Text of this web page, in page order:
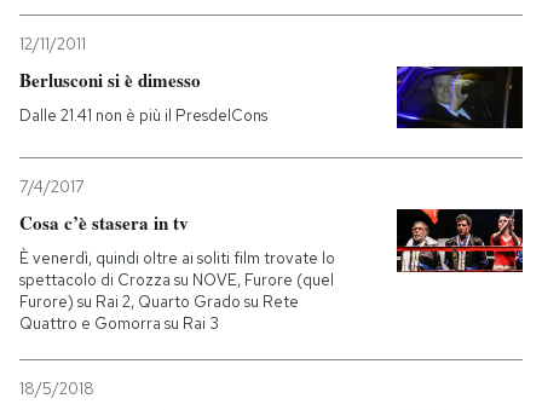
I MIEI PREFERITI
SHOP
CALENDARIO
Entra
12/11/2011
Berlusconi si è dimesso
Dalle 21.41 non è più il PresdelCons
7/4/2017
Cosa c’è stasera in tv
È venerdì, quindi oltre ai soliti film trovate lo
spettacolo di Crozza su NOVE, Furore (quel
Furore) su Rai 2, Quarto Grado su Rete
Quattro e Gomorra su Rai 3
18/5/2018